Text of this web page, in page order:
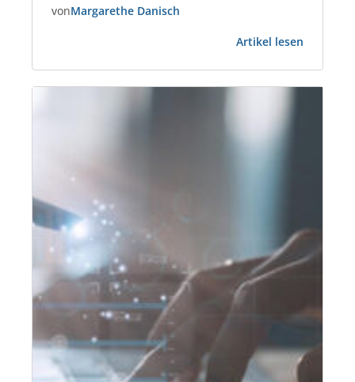
Gewerbeimmobilien-Branche. Nils Hillemann
über 10 Jahren in der Immobilienbranche tätig.
Communication Services GmbH als Leiter
Corporate Real Estate/Head of Corporate…
vonMargarethe Danisch
Artikel lesen
Fragen
an